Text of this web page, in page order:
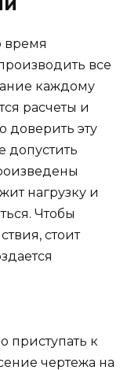
время
все
каждому
расчеты и
доверить эту
допустить
нагрузку и
Чтобы
стоит
приступать к
чертежа на